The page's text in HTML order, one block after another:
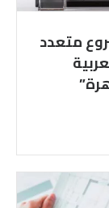
متعدد